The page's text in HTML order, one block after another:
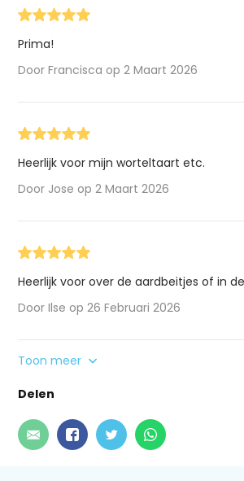
Prima!
Door Francisca op 2 Maart 2026
Heerlijk voor mijn worteltaart etc.
Door Jose op 2 Maart 2026
Heerlijk voor over de aardbeitjes of in
Door Ilse op 26 Februari 2026
Toon meer
Delen